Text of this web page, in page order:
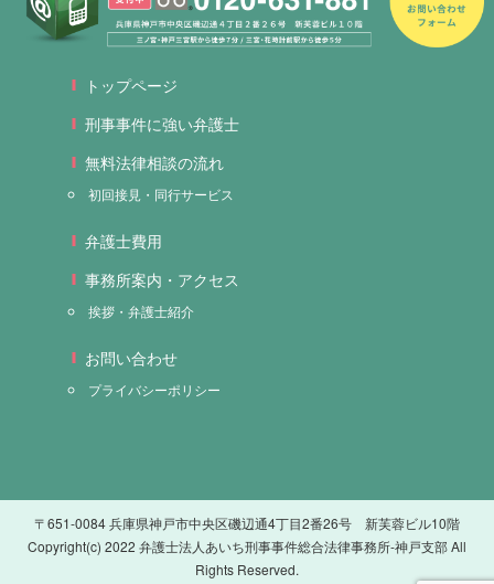
トップページ
刑事事件に強い弁護士
無料法律相談の流れ
初回接見・同行サービス
弁護士費用
事務所案内・アクセス
挨拶・弁護士紹介
お問い合わせ
プライバシーポリシー
〒651-0084 兵庫県神戸市中央区磯辺通4丁目2番26号 新芙蓉ビル10階
Copyright(c) 2022 弁護士法人あいち刑事事件総合法律事務所-神戸支部 All
Rights Reserved.